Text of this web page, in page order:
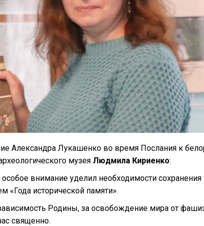
Александра Лукашенко во время Послания к
музея Людмила Кириенко:
внимание уделил необходимости
«Года исторической памяти».
Родины, за освобождение мира от
священно.